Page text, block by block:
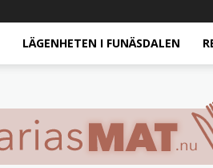
LÄGENHETEN I FUNÄSDALEN